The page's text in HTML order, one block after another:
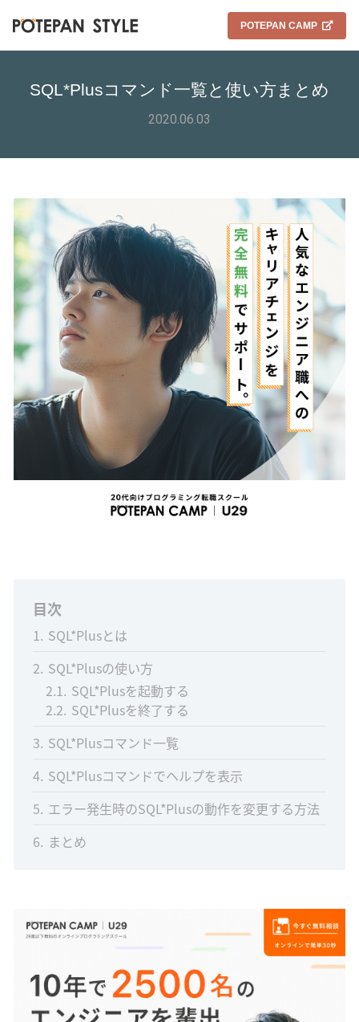
POTEPAN CAMP
SQL*Plusコマンド一覧と使い方まとめ
2020.06.03
目次
1 SQL*Plusとは
2 SQL*Plusの使い方
2.1 SQL*Plusを起動する
2.2 SQL*Plusを終了する
3 SQL*Plusコマンド一覧
4 SQL*Plusコマンドでヘルプを表示
5 エラー発生時のSQL*Plusの動作を変更する方法
6 まとめ